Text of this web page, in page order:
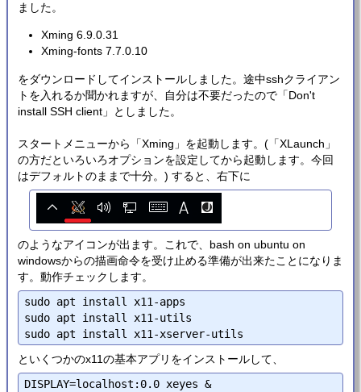
ました。
Xming 6.9.0.31
Xming-fonts 7.7.0.10
をダウンロードしてインストールしました。途中sshクライアン
トを入れるか聞かれますが、自分は不要だったので「Don't
install SSH client」としました。
スタートメニューから「Xming」を起動します。(「XLaunch」
の方だといろいろオプションを設定してから起動します。今回
はデフォルトのままで十分。) すると、右下に
のようなアイコンが出ます。これで、bash on ubuntu on
windowsからの描画命令を受け止める準備が出来たことになりま
す。動作チェックします。
sudo apt install x11-apps
sudo apt install x11-utils
といくつかのx11の基本アプリをインストールして、
DISPLAY=localhost:0.0 xeyes &